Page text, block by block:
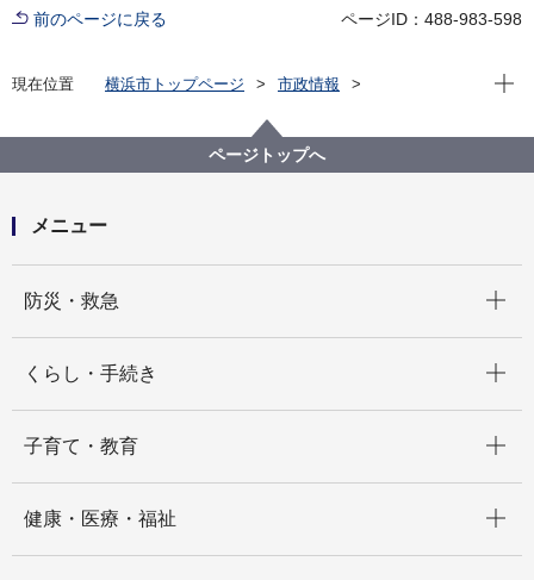
前のページに戻る ページID：488-983-598
現在位置 横浜市トップページ
市政情報
にぎわいスポーツ文化局
「YOKOHAMAスポーツスプリングフェスタ」を開催
します！
現在
ページトップへ
メニュー
防災・救急
くらし・手続き
子育て・教育
健康・医療・福祉